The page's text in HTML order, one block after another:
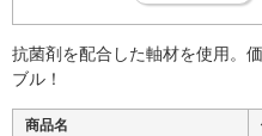
抗菌剤を配合した軸材を使用。
ブル！
商品名